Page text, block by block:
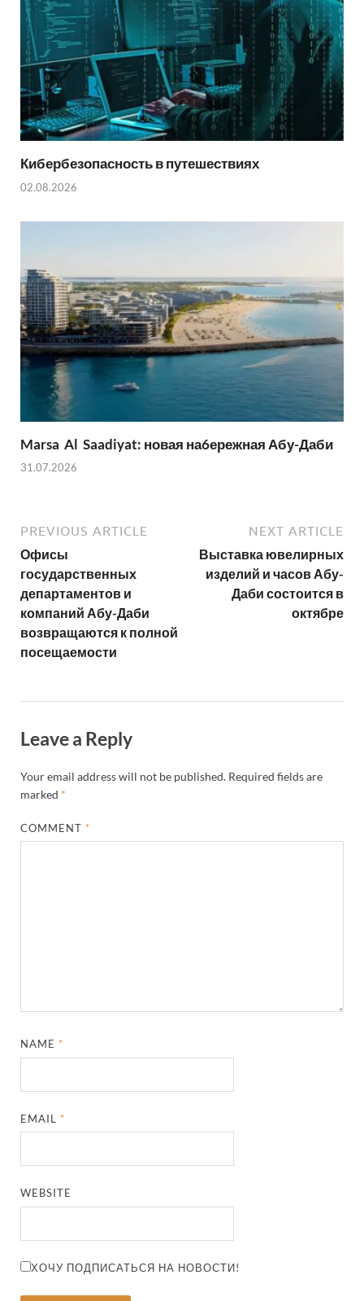
Кибербезопасность в путешествиях
02.08.2026
Marsa Al Saadiyat: новая на6ережная Абу-Даби
31.07.2026
PREVIOUS ARTICLE
Офисы
государственных
департаментов и
компаний Абу-Даби
возвращаются к полной
посещаемости
NEXT ARTICLE
Выставка ювелирных
изделий и часов Абу-
Даби состоится в
октябре
Leave a Reply
Your email address will not be published. Required fields are
marked *
COMMENT *
NAME *
EMAIL *
WEBSITE
ХОЧУ ПОДПИСАТЬСЯ НА НОВОСТИ!